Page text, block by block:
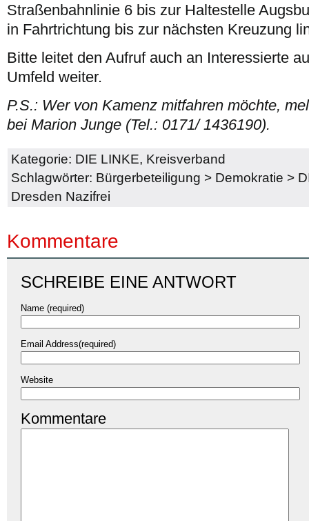
Straßenbahnlinie 6 bis zur Haltestelle
in Fahrtrichtung bis zur nächsten Kreuzung
Bitte leitet den Aufruf auch an Interessierte
Umfeld weiter.
P.S.: Wer von Kamenz mitfahren möchte,
bei Marion Junge (Tel.: 0171/ 1436190).
Kategorie: DIE LINKE, Kreisverband
Schlagwörter: Bürgerbeteiligung > Demokratie >
Dresden Nazifrei
Kommentare
SCHREIBE EINE ANTWORT
Name (required)
Email Address(required)
Website
Kommentare